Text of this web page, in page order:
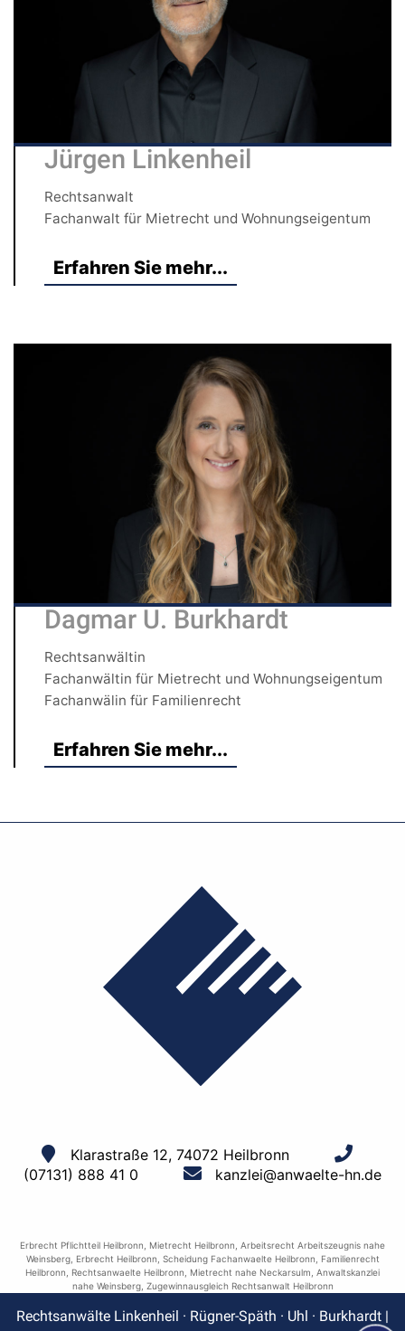
Jürgen Linkenheil
Rechtsanwalt
Fachanwalt für Mietrecht und Wohnungseigentum
Erfahren Sie mehr...
Dagmar U. Burkhardt
Rechtsanwältin
Fachanwältin für Mietrecht und Wohnungseigentum
Fachanwälin für Familienrecht
Erfahren Sie mehr...
Klarastraße 12, 74072 Heilbronn
(07131) 888 41 0
kanzlei@anwaelte-hn.de
Erbrecht Pflichtteil Heilbronn Mietrecht Heilbronn Arbeitsrecht Arbeitszeugnis nahe
Weinsberg, Erbrecht Heilbronn Scheidung Fachanwaelte Heilbronn
Familienrecht
Heilbronn
Rechtsanwaelte Heilbronn Mietrecht nahe Neckarsulm Anwaltskanzlei
nahe Weinsberg, Zugewinnausgleich Rechtsanwalt Heilbronn
Rechtsanwälte Linkenheil · Rügner-Späth · Uhl · Burkhardt |